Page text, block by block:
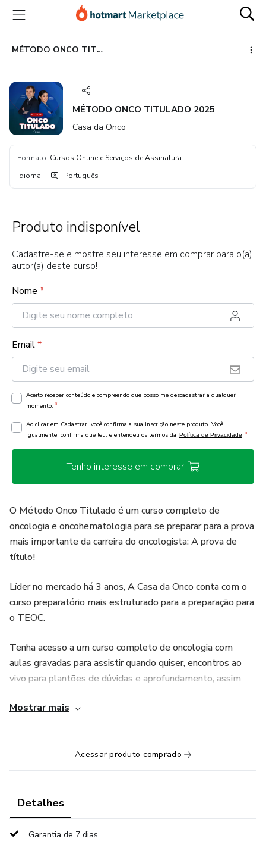
para
conteúdo
principal
para
pagamento
para
rodapé
MÉTODO ONCO TITULADO 2025
MÉTODO ONCO TITULADO 2025
Casa da Onco
Formato: Cursos Online e Serviços de Assinatura
Idioma: Português
Produto indisponível
Cadastre-se e mostre seu interesse em comprar para o(a)
autor(a) deste curso!
Nome *
Email*
Aceito receber conteúdo e compreendo que posso me descadastrar a qualquer
momento. *
Ao clicar em Cadastrar, você confirma a sua inscrição neste produto. Você,
igualmente, confirma que leu, e entendeu os termos da Política de Privacidade *
Tenho interesse em comprar!
O Método Onco Titulado é um curso completo de
oncologia e oncohematologia para se preparar para a prova
mais importante da carreira do oncologista: A prova de
título!
Líder no mercado há 3 anos, A Casa da Onco conta com o
curso preparatório mais estruturado para a preparação para
o TEOC.
Tenha acesso a um curso completo de oncologia com
aulas gravadas para assistir quando quiser, encontros ao
vivo para plantões de dúvidas e aprofundamento, assim
trocar experiências e aprender com as dúvidas dos colegas
Período de lançamento com BÔNUS de material impresso
ENCERRADO!
Faça parte do Método Onco Titulado 2025!
Mostrar mais
Acessar produto comprado
Detalhes
Garantia de 7 dias